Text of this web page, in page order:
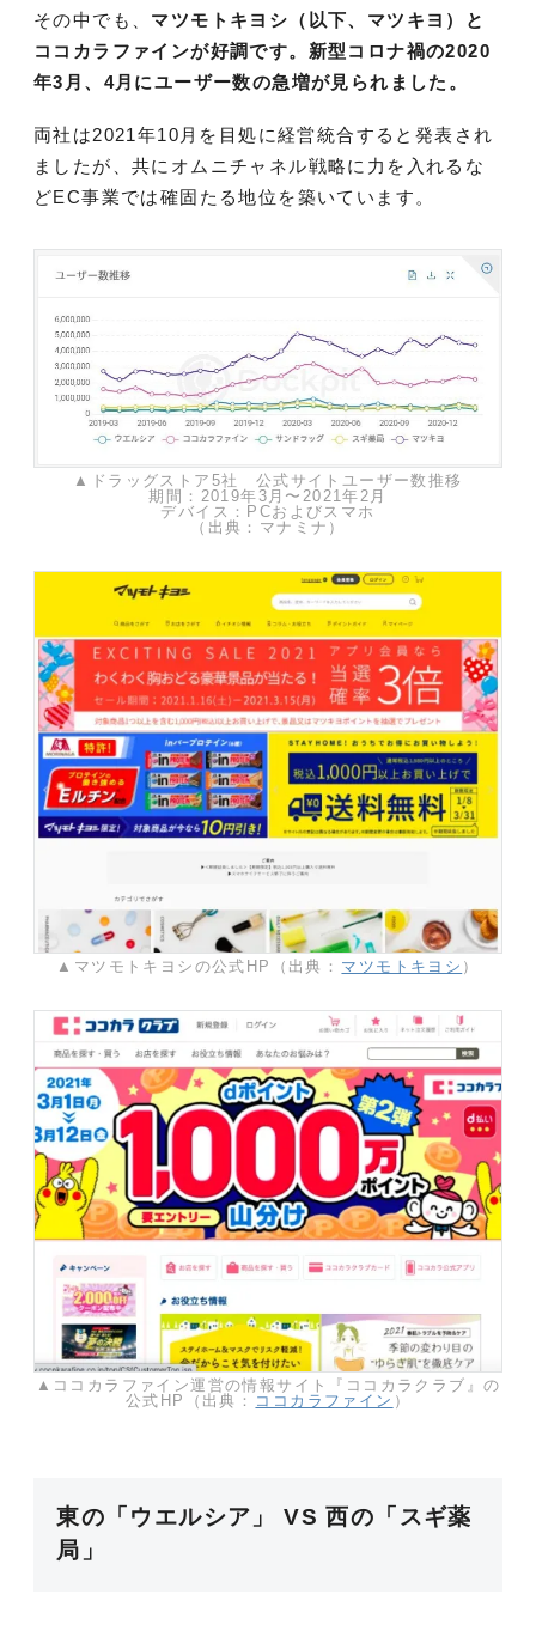
その中でも、 マツモトキヨシ（以下、マツキヨ）と
ココカラファインが好調です。新型コロナ禍の2020
年3月、4月にユーザー数の急増が見られました。
両社は2021年10月を目処に経営統合すると発表され
ましたが、共にオムニチャネル戦略に力を入れるな
どEC事業では確固たる地位を築いています。
▲ドラッグストア5社 公式サイトユーザー数推移
期間：2019年3月〜2021年2月
デバイス：PCおよびスマホ
（出典：マナミナ）
▲マツモトキヨシの公式HP（出典： マツモトキヨシ ）
▲ココカラファイン運営の情報サイト『ココカラクラブ』の
公式HP（出典：
ココカラファイン ）
東の「ウエルシア」 VS 西の「スギ薬
局」